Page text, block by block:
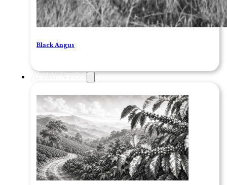
Black Angus
ALIMENTOS